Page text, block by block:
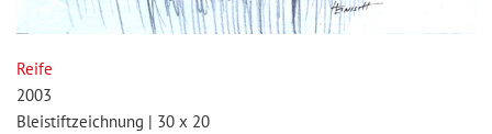
Reife
2003
Bleistiftzeichnung | 30 x 20